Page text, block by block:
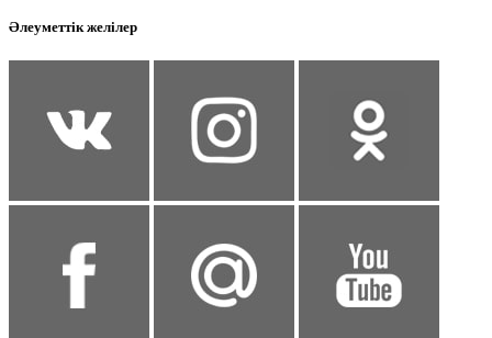
Әлеуметтік желілер